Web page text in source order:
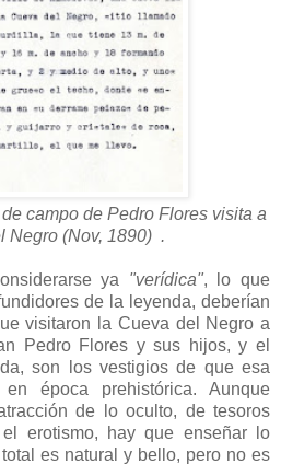
campo de Pedro Flores visita a
Negro (Nov, 1890) .
ya "verídica", lo que
de la leyenda, deberían
visitaron la Cueva del Negro a
Pedro Flores y sus hijos, y el
son los vestigios de que esa
época prehistórica. Aunque
de lo oculto, de tesoros
erotismo, hay que enseñar lo
es natural y bello, pero no es